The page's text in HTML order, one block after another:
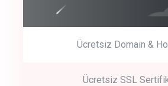
Get Started
Start by trying our service for 30 days free trial
Ücretsiz Domain &
Ücretsiz SSL